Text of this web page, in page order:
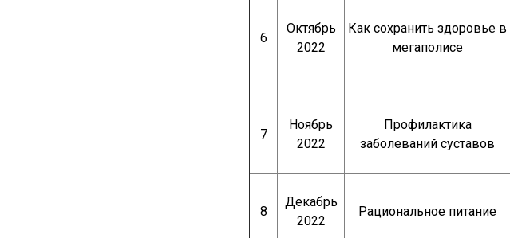
6
Октябрь
2022
Как сохранить здоровье в
мегаполисе
7
Ноябрь
2022
Профилактика
заболеваний суставов
8
Декабрь
2022
Рациональное питание